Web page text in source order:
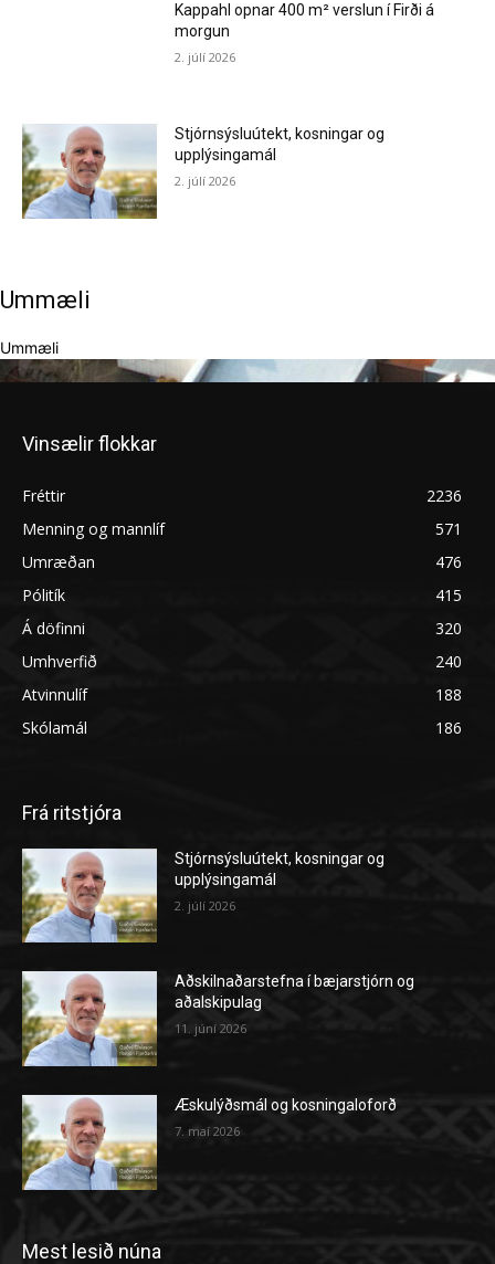
Kappahl opnar 400 m² verslun í Firði á
morgun
2. júlí 2026
Stjórnsýsluútekt, kosningar og
upplýsingamál
2. júlí 2026
Ummæli
Ummæli
Vinsælir flokkar
Fréttir
2236
Menning og mannlíf
571
Umræðan
476
Pólitík
415
Á döfinni
320
Umhverfið
240
Atvinnulíf
188
Skólamál
186
Frá ritstjóra
Stjórnsýsluútekt, kosningar og
upplýsingamál
2. júlí 2026
Aðskilnaðarstefna í bæjarstjórn og
aðalskipulag
11. júní 2026
Æskulýðsmál og kosningaloforð
7. maí 2026
Mest lesið núna